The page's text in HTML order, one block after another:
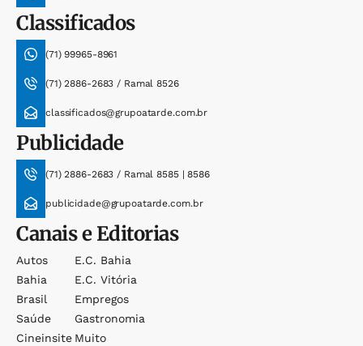
Classificados
(71) 99965-8961
(71) 2886-2683 / Ramal 8526
classificados@grupoatarde.com.br
Publicidade
(71) 2886-2683 / Ramal 8585 | 8586
publicidade@grupoatarde.com.br
Canais e Editorias
Autos
Bahia
Brasil
Saúde
Cineinsite
E.c. Bahia
E.c. Vitória
Empregos
Gastronomia
Muito